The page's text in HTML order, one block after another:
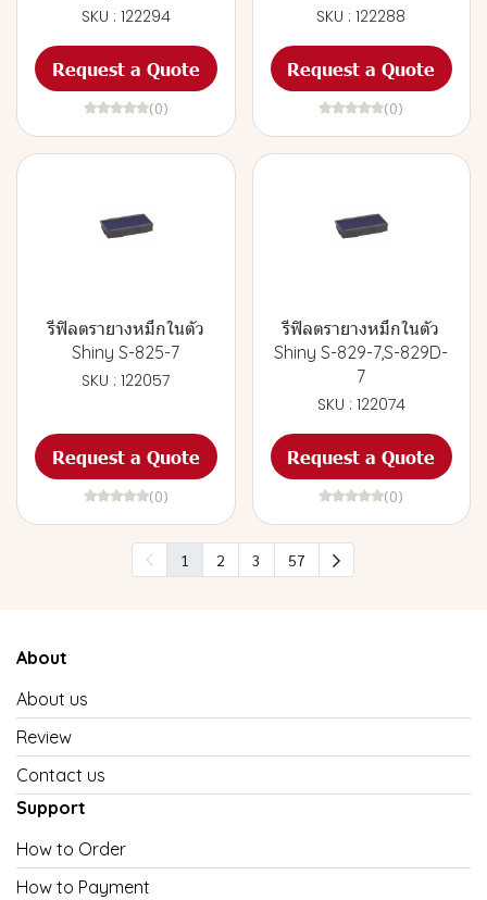
SKU : 122294
Request a Quote
(0)
SKU : 122288
Request a Quote
(0)
รีฟิลตรายางหมึกในตัว
Shiny S-825-7
SKU : 122057
Request a Quote
(0)
รีฟิลตรายางหมึกในตัว
Shiny S-829-7,S-829D-
7
SKU : 122074
Request a Quote
(0)
1 2 3 57
About
About us
Review
Contact us
Support
How to Order
How to Payment